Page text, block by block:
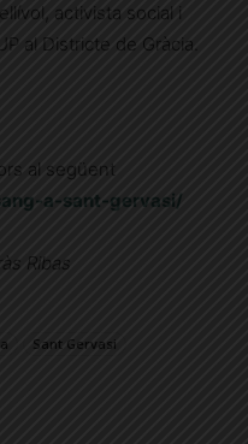
activista social i
al Districte de Gràcia.
al següent
a-sant-gervasi/
Ribas
Sant Gervasi